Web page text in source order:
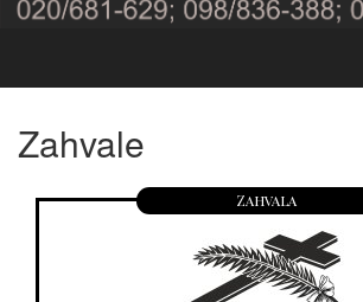
Zahvale
Zahvala